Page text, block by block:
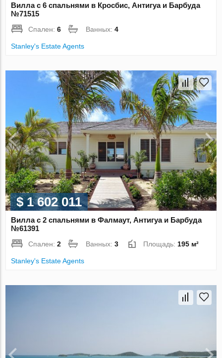
Вилла с 6 спальнями в Кросбис, Антигуа и Барбуда
№71515
Спален:6 Ванных:4
Stanley's Estate Agents
$ 1 602 011
Вилла с 2 спальнями в Фалмаут, Антигуа и Барбуда
№61391
Спален:2 Ванных:3 Площадь:195 м²
Stanley's Estate Agents